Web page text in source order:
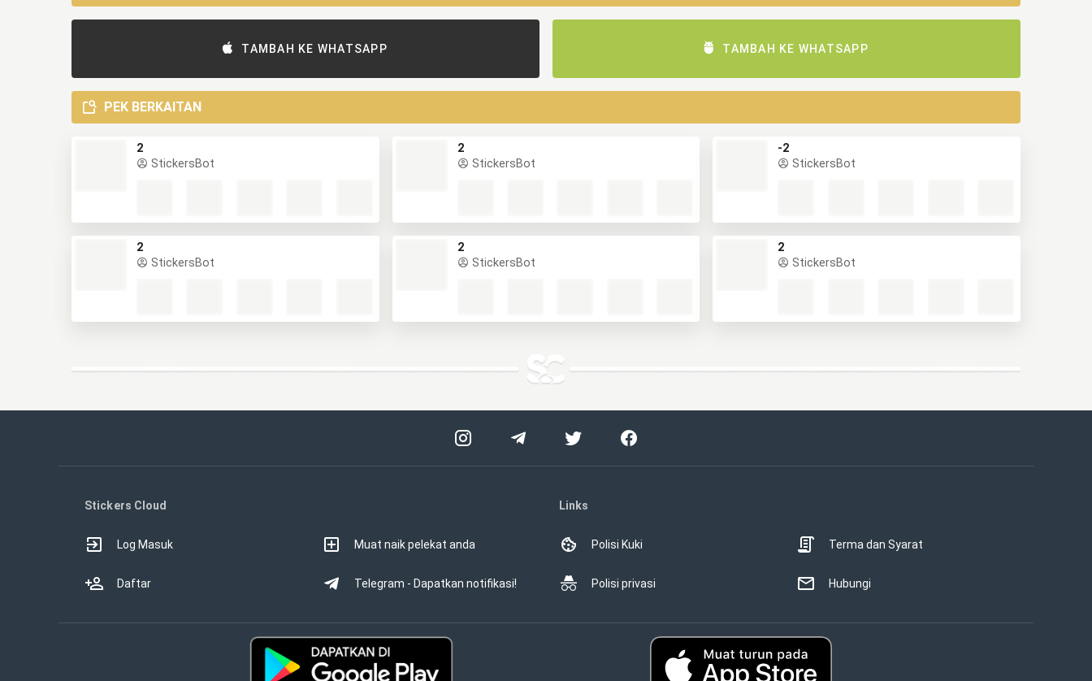
TAMBAH KE WHATSAPP TAMBAH KE WHATSAPP
PEK BERKAITAN
2
StickersBot
2
StickersBot
-2
StickersBot
2
StickersBot
2
StickersBot
2
StickersBot
Stickers Cloud
Log Masuk
Daftar
Muat naik pelekat anda
Telegram - Dapatkan notifikasi!
Links
Polisi Kuki
Polisi privasi
Terma dan Syarat
Hubungi